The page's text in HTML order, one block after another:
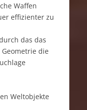
Waffen
effizienter zu
das das
die
Weltobjekte